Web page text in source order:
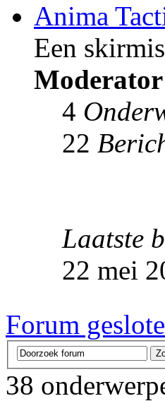
Anima
Een
4
22
Laatste
22 mei
Forum
38